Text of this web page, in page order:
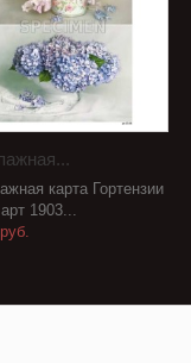
карта Гортензии
1903...